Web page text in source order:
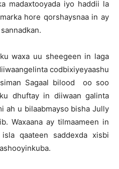
madaxtooyada iyo haddii la
hore qorshaysnaa in ay
waxa uu sheegeen in laga
codbixiyeyaashu
Sagaal bilood oo soo
dhuftay in diiwaan galinta
ah u bilaabmayso bisha Jully
Waxaana ay tilmaameen in
qaateen saddexda xisbi